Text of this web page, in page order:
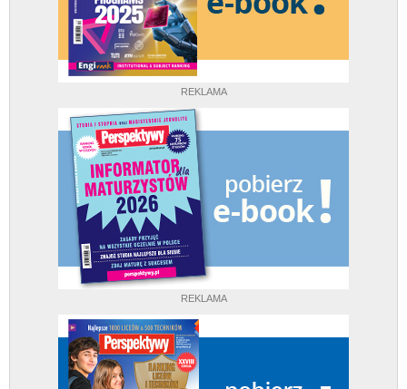
REKLAMA
REKLAMA